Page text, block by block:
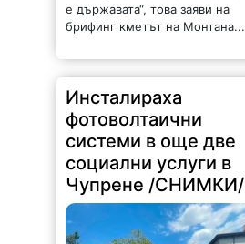
е държавата“, това заяви на
брифинг кметът на Монтана...
Инсталираха
фотоволтаични
системи в още две
социални услуги в
Чупрене /СНИМКИ/